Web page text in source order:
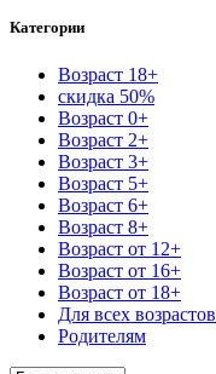
Категории
Возраст 18+
скидка 50%
Возраст 0+
Возраст 2+
Возраст 3+
Возраст 5+
Возраст 6+
Возраст 8+
Возраст от 12+
Возраст от 16+
Возраст от 18+
Для всех возрастов
Родителям